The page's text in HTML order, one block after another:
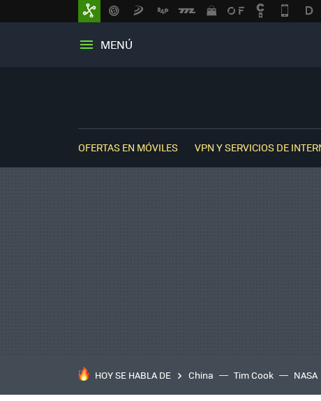
MENÚ
OFERTAS EN MÓVILES VPN Y SERVICIOS DE
HOY SE HABLA DE China Tim Cook NASA